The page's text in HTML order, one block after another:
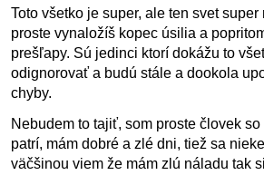
Toto všetko je super, ale ten svet
proste vynaložíš kopec úsilia a
prešľapy. Sú jedinci ktorí dokážu to
odignorovať a budú stále a dookola
chyby.
Nebudem to tajiť, som proste človek
patrí, mám dobré a zlé dni, tiež sa
väčšinou viem že mám zlú náladu tak